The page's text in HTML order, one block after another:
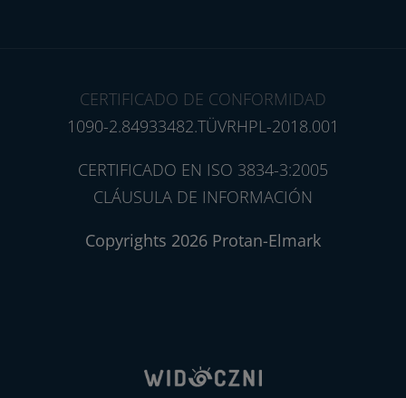
CERTIFICADO DE CONFORMIDAD
1090-2.84933482.TÜVRHPL-2018.001
CERTIFICADO EN ISO 3834-3:2005
CLÁUSULA DE INFORMACIÓN
Copyrights 2026 Protan-Elmark